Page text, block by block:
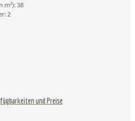
m²): 38
2
und Preise